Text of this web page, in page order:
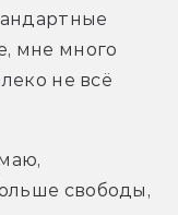
мне много
не всё
свободы,